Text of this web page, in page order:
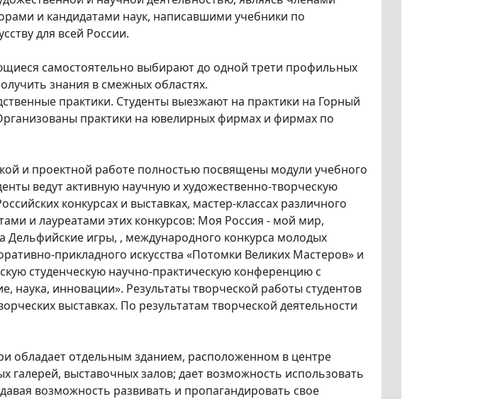
и кандидатами наук, написавшими учебники по
для всей России.
самостоятельно выбирают до одной трети профильных
знания в смежных областях.
практики. Студенты выезжают на практики на Горный
практики на ювелирных фирмах и фирмах по
и проектной работе полностью посвящены модули учебного
ведут активную научную и художественно-творческую
конкурсах и выставках, мастер-классах различного
и лауреатами этих конкурсов: Моя Россия - мой мир,
Дельфийские игры, , международного конкурса молодых
прикладного искусства «Потомки Великих Мастеров» и
студенческую научно-практическую конференцию с
инновации». Результаты творческой работы студентов
выставках. По результатам творческой деятельности
обладает отдельным зданием, расположенном в центре
галерей, выставочных залов; дает возможность использовать
возможность развивать и пропагандировать свое